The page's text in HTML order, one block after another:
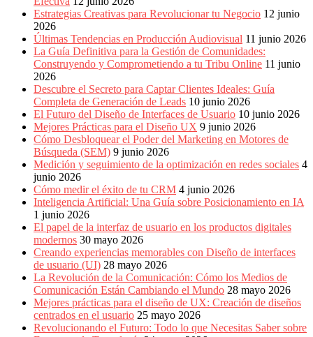
Estrategias Creativas para Revolucionar tu Negocio 12 junio
2026
Últimas Tendencias en Producción Audiovisual 11 junio 2026
La Guía Definitiva para la Gestión de Comunidades:
Construyendo y Comprometiendo a tu Tribu Online 11 junio
2026
Descubre el Secreto para Captar Clientes Ideales: Guía
Completa de Generación de Leads 10 junio 2026
El Futuro del Diseño de Interfaces de Usuario 10 junio 2026
Mejores Prácticas para el Diseño UX 9 junio 2026
Cómo Desbloquear el Poder del Marketing en Motores de
Búsqueda (SEM) 9 junio 2026
Medición y seguimiento de la optimización en redes sociales 4
junio 2026
Cómo medir el éxito de tu CRM 4 junio 2026
Inteligencia Artificial: Una Guía sobre Posicionamiento en IA
1 junio 2026
El papel de la interfaz de usuario en los productos digitales
modernos 30 mayo 2026
Creando experiencias memorables con Diseño de interfaces
de usuario (UI) 28 mayo 2026
La Revolución de la Comunicación: Cómo los Medios de
Comunicación Están Cambiando el Mundo 28 mayo 2026
Mejores prácticas para el diseño de UX: Creación de diseños
centrados en el usuario 25 mayo 2026
Revolucionando el Futuro: Todo lo que Necesitas Saber sobre